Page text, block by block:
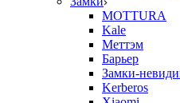
MOTTURA
Kale
Меттэм
Барьер
Замки-
Kerberos